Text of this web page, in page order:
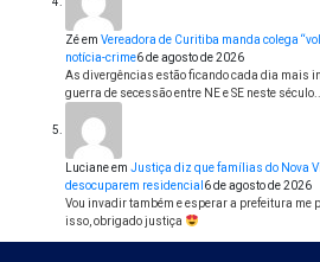
Zéem Vereadora de Curitiba manda colega
notícia-crime6 de agosto de 2026
As divergências estão ficando cada dia mais
guerra de secessão entre NE e SE neste século.…
Lucianeem Justiça diz que famílias do Nova
desocuparem residencial 6 de agosto de 2026
Vou invadir também e esperar a prefeitura me
isso, obrigado justiça